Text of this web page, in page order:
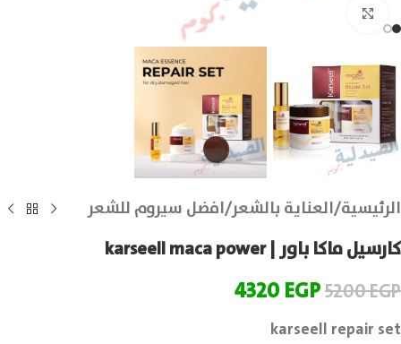
الرئيسية/العناية بالشعر/افضل سيروم للشعر
كارسيل ماكا باور | karseell maca power
5200EGP
4320EGP
karseell repair set